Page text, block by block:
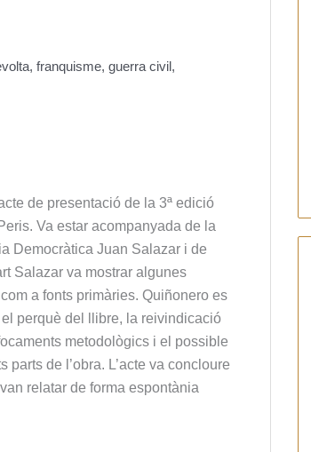
, franquisme, guerra civil,
de presentació de la 3ª edició
Va estar acompanyada de la
Democràtica Juan Salazar i de
Salazar va mostrar algunes
a fonts primàries. Quiñonero es
perquè del llibre, la reivindicació
metodològics i el possible
de l’obra. L’acte va concloure
relatar de forma espontània